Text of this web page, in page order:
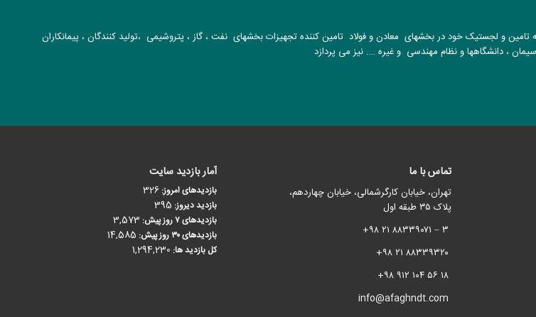
و لجستیک خود در بخشهای معادن و فولاد تامین کننده تجهیزات بخشهای نفت ، گاز ، پتروشیمی ،تولید کنندگان ، پیمانکاران
، دانشگاهها و نظام مهندسی و غیره …. نیز می پردازد
آمار بازدید سایت
بازدیدهای امروز: 326
بازدید دیروز: 395
بازدیدهای ۷ روز پیش: 3,573
بازدیدهای ۳۰ روز پیش: 14,585
کل بازدید ها: 1,294,230
تماس با ما
تهران، خیابان کارگرشمالی، خیابان چهاردهم،
پلاک ۳۵ طبقه اول
۱۸ ۵۶ ۱۰۴ ۹۱۲ ۹۸+
info@afaghndt.com